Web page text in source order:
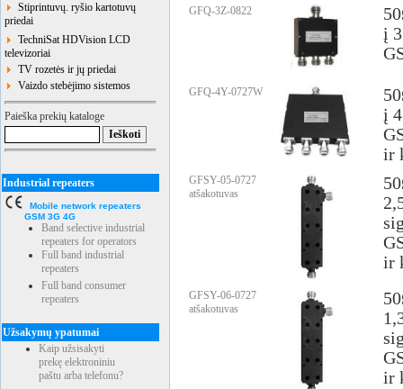
Stiprintuvų. ryšio kartotuvų
priedai
TechniSat HDVision LCD
televizoriai
TV rozetės ir jų priedai
Vaizdo stebėjimo sistemos
Paieška prekių kataloge
Industrial repeaters
Mobile network repeaters
GSM 3G 4G
Band selective industrial
repeaters for operators
Full band industrial
repeaters
Full band consumer
repeaters
Užsakymų ypatumai
Kaip užsisakyti
prekę elektroniniu
paštu arba telefonu?
GFQ-3Z-0822
į
GFQ-4Y-0727W
į
ir
GFSY-05-0727
atšakotuvas
ir
GFSY-06-0727
atšakotuvas
ir